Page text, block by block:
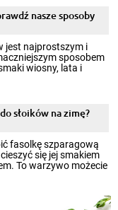
nasze sposoby
jest najprostszym i
sposobem
wiosny, lata i
nimi oko w sezonie
cieplejszych
słoików ze
zachować świeżość
słoików na zimę?
fasolkę szparagową
się jej smakiem
To warzywo możecie